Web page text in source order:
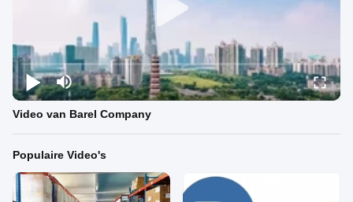
Video van Barel Company
Populaire Video's